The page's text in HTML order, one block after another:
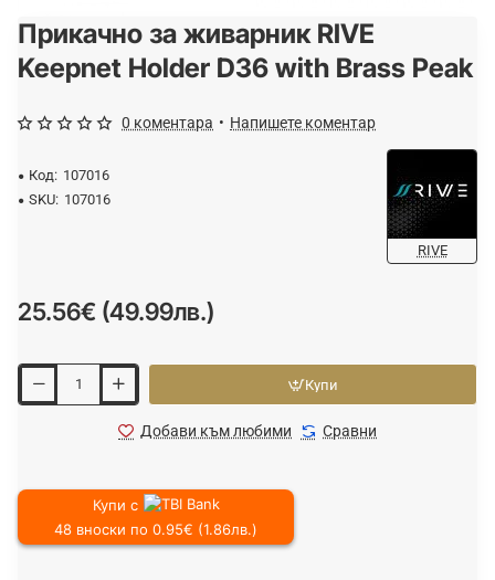
Прикачно за живарник RIVE
Keepnet Holder D36 with Brass Peak
Код: 107016
SKU: 107016
RIVE
0 коментара • Напишете коментар
25.56€ (49.99лв.)
Купи
Добави към любими Сравни
Купи с
48 вноски по 0.95€ (1.86лв.)